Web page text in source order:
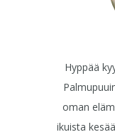
Hyppää
oman
ikuista